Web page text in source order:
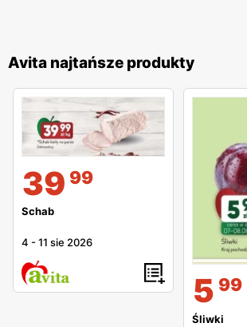
Avita najtańsze produkty
39 99
Schab
4 -11 sie 2026
5 99
Śliwki